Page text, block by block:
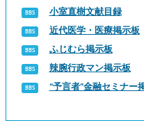
小室直樹文献目録
近代医学・医療掲示板
ふじむら掲示板
辣腕行政マン掲示板
“予言者”金融セミナー